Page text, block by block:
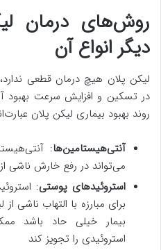
روش‌های درمان
دیگر انواع آن
لیکن پلان هیچ درمان قطعی
در تسکین و افزایش سرعت بهبود
روند بهبود بیماری لیکن پلان
آنتی‌هیستامین‌ها:
می‌تواند در رفع خارش ناشی
استروئیدهای پوستی:
برای مبارزه با التهاب ناشی
بیمار خیلی حاد
استروئیدی را تجویز کند